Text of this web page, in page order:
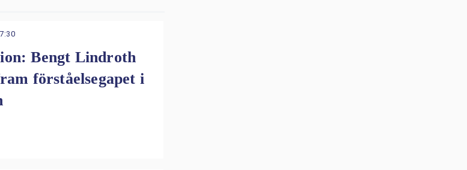
Bengt Lindroth
förståelsegapet i